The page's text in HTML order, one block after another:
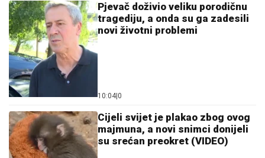
Pjevač doživio veliku porodičnu
tragediju, a onda su ga zadesili
novi životni problemi
10:04 0
Cijeli svijet je plakao zbog ovog
majmuna, a novi snimci donijeli
su srećan preokret (VIDEO)